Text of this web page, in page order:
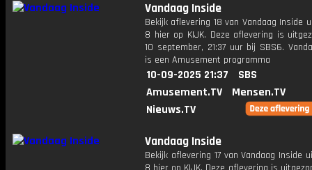
Vandaag Inside
Bekijk aflevering 18 van Vandaag Inside
8 hier op KIJK. Deze aflevering is
10 september, 21:37 uur bij SBS6.
is een Amusement programma
10-09-2025 21:37
SBS
Amusement.TV
Mensen.TV
Nieuws.TV
Vandaag Inside
Bekijk aflevering 17 van Vandaag Inside